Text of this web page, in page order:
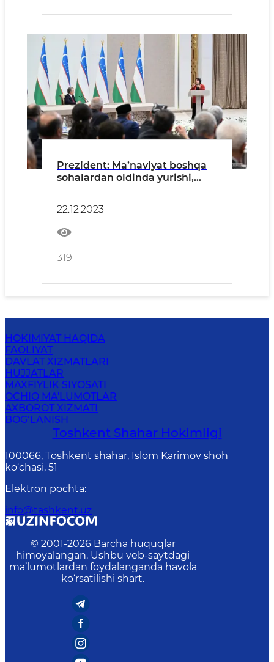
Prezident: Ma’naviyat boshqa
sohalardan oldinda yurishi,
22.12.2023
319
HOKIMIYAT HAQIDA
FAOLIYAT
DAVLAT XIZMATLARI
HUJJATLAR
MAXFIYLIK SIYOSATI
OCHIQ MA'LUMOTLAR
AXBOROT XIZMATI
BOG‘LANISH
Toshkеnt Shаhаr Hоkimligi
100066, Tоshkеnt shаhаr, Islom Karimov shoh
ko‘chаsi, 51
Elektron pochta:
info@tashkent.uz
© 2001-2026 Barcha huquqlar
himoyalangan. Ushbu veb-saytdagi
ma’lumotlardan foydalanganda havola
ko‘rsatilishi shart.